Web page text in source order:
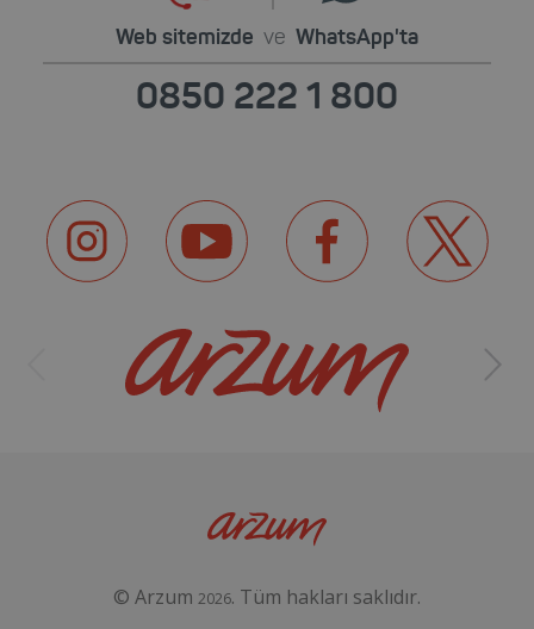
Web sitemizde ve WhatsApp'ta
0850 222 1 800
© Arzum 2026. Tüm hakları saklıdır.